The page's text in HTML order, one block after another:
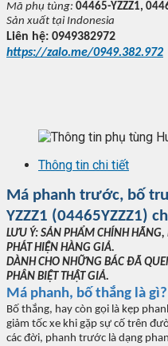
Mã phụ tùng: 04465-YZZZ1,
Sản xuất tại Indonesia
Liên hệ: 0949382972
https://zalo.me/0949.382.972
Thông tin chi tiết
Má phanh trước, bố tr
YZZZ1 (04465YZZZ1)
LƯU Ý: SẢN PHẨM CHÍNH HÃNG,
PHÁT HIỆN HÀNG GIẢ.
DÀNH CHO NHỮNG BÁC ĐÃ
PHÂN BIỆT THẬT GIẢ.
Má phanh, bố thắng là gì?
Bố thắng, hay còn gọi là kẹp
giảm tốc xe khi gặp sự cố trên đư
các đời, phanh trước là dạng